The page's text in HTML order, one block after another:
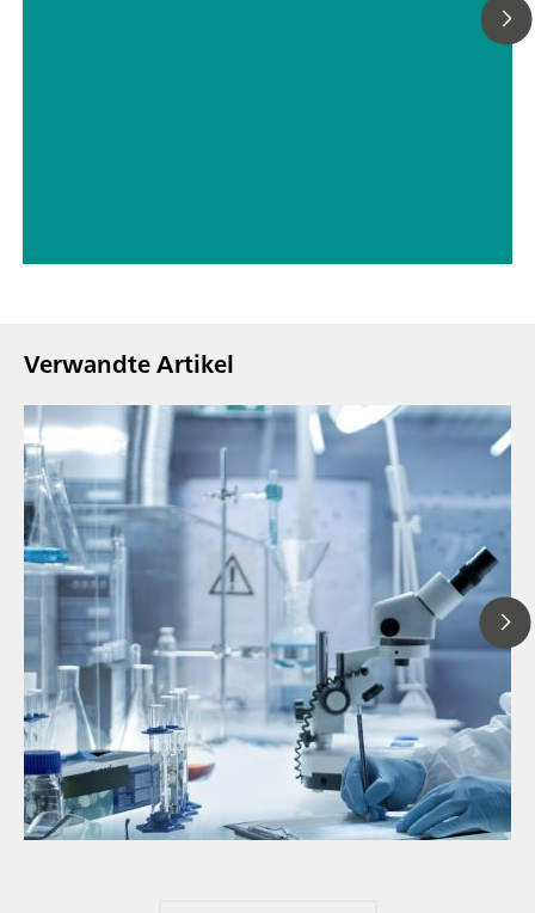
Verwandte Artikel
// Blogartikel
// Nahinfrarot-Spektroskopie (NIRS)
// Direktmessung